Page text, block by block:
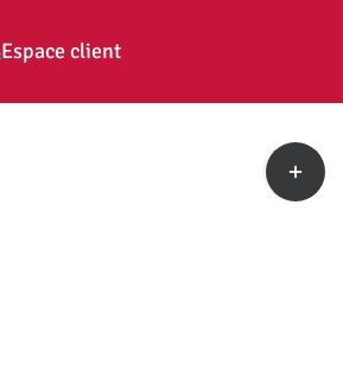
Espace client
Toggle
Sliding
Bar